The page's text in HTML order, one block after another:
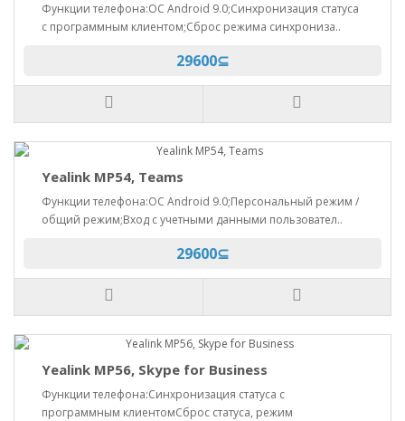
Функции телефона:ОС Android 9.0;Синхронизация статуса
с программным клиентом;Сброс режима синхрониза..
29600⊆
Yealink MP54, Teams
Функции телефона:ОС Android 9.0;Персональный режим /
общий режим;Вход с учетными данными пользовател..
29600⊆
Yealink MP56, Skype for Business
Функции телефона:Синхронизация статуса с
программным клиентомСброс статуса, режим